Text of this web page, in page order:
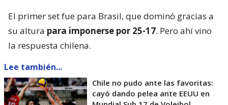
El primer set fue para Brasil, que dominó gracias a
su altura para imponerse por 25-17. Pero ahí vino
la respuesta chilena.
Lee también...
Chile no pudo ante las favoritas:
cayó dando pelea ante EEUU en